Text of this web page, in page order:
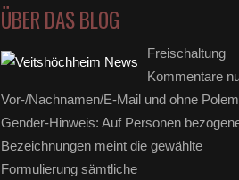
ÜBER DAS BLOG
Freischaltung
Kommentare
Vor-/Nachnamen/E-Mail und ohne
Gender-Hinweis: Auf Personen
Bezeichnungen meint die gewählte
Formulierung sämtliche